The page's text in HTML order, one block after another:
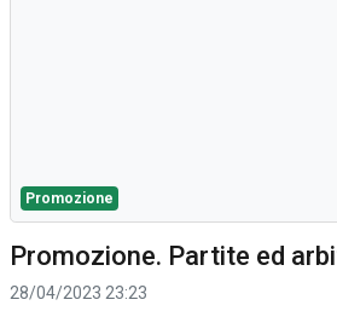
Promozione
Promozione. Partite ed
28/04/2023 23:23